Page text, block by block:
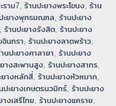
ราม7, ร้านปะยางพระโขนง, ร้าน
ะยางพุทธมณฑล, ร้านปะยาง
, ร้านปะยางรังสิต, ร้านปะยาง
อินทรา, ร้านปะยางลาดพร้าว,
นปะยางศาลายา, ร้านปะยาง
างสะพานสูง, ร้านปะยางสาทร,
ยางหลักสี่, ร้านปะยางหัวหมาก,
ปะยางเกษตรนวมิทร์, ร้านปะยาง
างเสรีไทย, ร้านปะยางแคราย,